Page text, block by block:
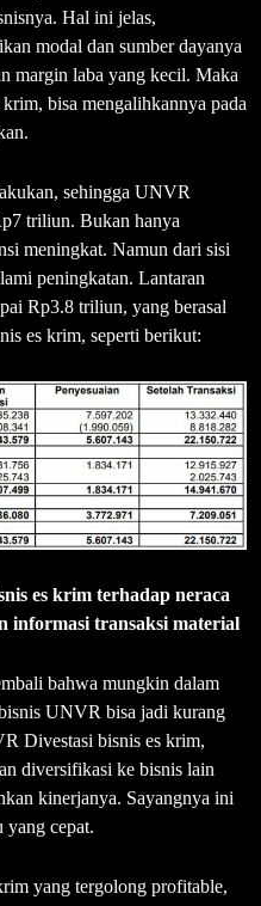
Hal ini jelas,
modal dan sumber dayanya
margin laba yang kecil. Maka
bisa mengalihkannya pada
sehingga UNVR
triliun. Bukan hanya
meningkat. Namun dari sisi
peningkatan. Lantaran
Rp3.8 triliun, yang berasal
es krim, seperti berikut:
es krim terhadap neraca
informasi transaksi material
bahwa mungkin dalam
UNVR bisa jadi kurang
Divestasi bisnis es krim,
diversifikasi ke bisnis lain
kinerjanya. Sayangnya ini
yang cepat.
yang tergolong profitable,